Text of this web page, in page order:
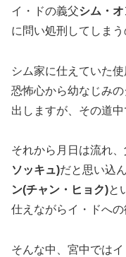
イ・ドの義父シム・
に問い処刑してしまう
シム家に仕えていた
恐怖心から幼なじみの
出しますが、その道中
それから月日は流れ
ソッキュ)だと思い込
ン(チャン・ヒョク)と
仕えながらイ・ドへの
そんな中、宮中では